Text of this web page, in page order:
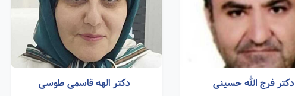
دکتر فرج الله حسینی
دکتر الهه قاسمی طوسی